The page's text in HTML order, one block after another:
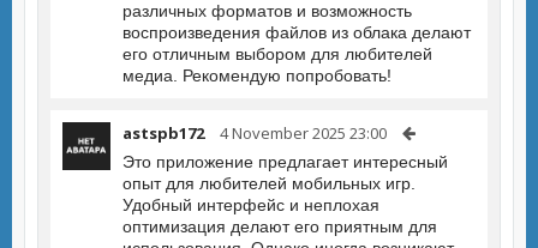
различных форматов и возможность
воспроизведения файлов из облака делают
его отличным выбором для любителей
медиа. Рекомендую попробовать!
astspb172 4 November 2025 23:00
Это приложение предлагает интересный
опыт для любителей мобильных игр.
Удобный интерфейс и неплохая
оптимизация делают его приятным для